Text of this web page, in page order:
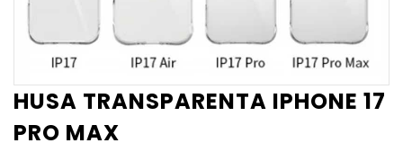
HUSA TRANSPARENTA IPHONE 17
PRO MAX